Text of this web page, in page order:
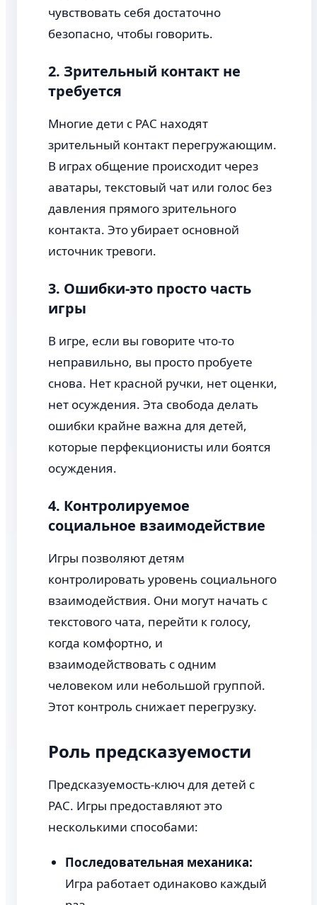
чувствовать себя достаточно
безопасно, чтобы говорить.
2. Зрительный контакт не
требуется
Многие дети с РАС находят
зрительный контакт перегружающим.
В играх общение происходит через
аватары, текстовый чат или голос без
давления прямого зрительного
контакта. Это убирает основной
источник тревоги.
3. Ошибки-это просто часть
игры
В игре, если вы говорите что-то
неправильно, вы просто пробуете
снова. Нет красной ручки, нет оценки,
нет осуждения. Эта свобода делать
ошибки крайне важна для детей,
которые перфекционисты или боятся
осуждения.
4. Контролируемое
социальное взаимодействие
Игры позволяют детям
контролировать уровень социального
взаимодействия. Они могут начать с
текстового чата, перейти к голосу,
когда комфортно, и
взаимодействовать с одним
человеком или небольшой группой.
Этот контроль снижает перегрузку.
Роль предсказуемости
Предсказуемость-ключ для детей с
РАС. Игры предоставляют это
несколькими способами:
Последовательная механика:
Игра работает одинаково каждый